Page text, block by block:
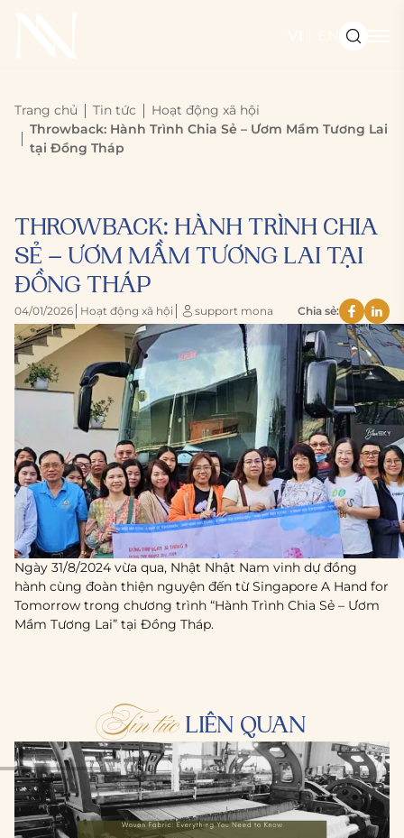
Trang chủ Tin tức
Hoạt động xã hội
Throwback: Hành Trình Chia Sẻ – Ươm Mầm Tương Lai
tại Đồng Tháp
THROWBACK: HÀNH TRÌNH CHIA
SẺ – ƯƠM MẦM TƯƠNG LAI TẠI
ĐỒNG THÁP
04/01/2026 Hoạt động xã hội support mona Chia sẻ:
Ngày 31/8/2024 vừa qua, Nhật Nhật Nam vinh dự đồng
hành cùng đoàn thiện nguyện đến từ Singapore A Hand for
Tomorrow trong chương trình “Hành Trình Chia Sẻ – Ươm
Mầm Tương Lai” tại Đồng Tháp.
Tin tứcLIÊN QUAN